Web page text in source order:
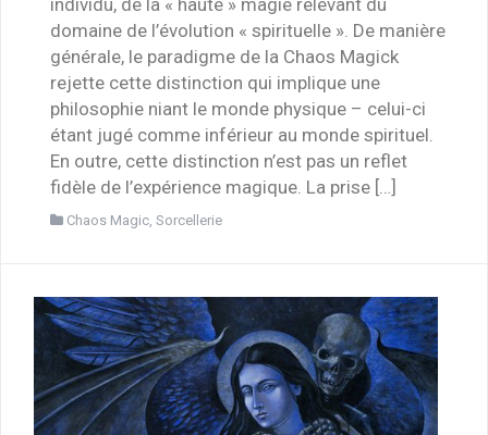
domaine de l’évolution « spirituelle ». De manière
générale, le paradigme de la Chaos Magick
rejette cette distinction qui implique une
philosophie niant le monde physique – celui-ci
étant jugé comme inférieur au monde spirituel.
En outre, cette distinction n’est pas un reflet
fidèle de l’expérience magique. La prise […]
Chaos Magic Sorcellerie